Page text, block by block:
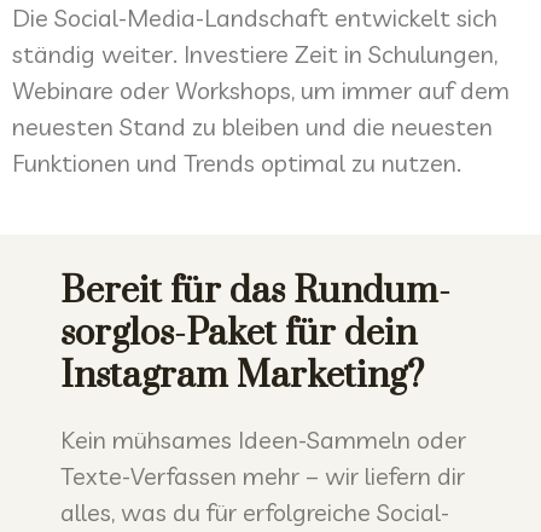
Die Social-Media-Landschaft entwickelt sich
ständig weiter. Investiere Zeit in Schulungen,
Webinare oder Workshops, um immer auf dem
neuesten Stand zu bleiben und die neuesten
Funktionen und Trends optimal zu nutzen.
Bereit für das Rundum-
sorglos-Paket für dein
Instagram Marketing?
Kein mühsames Ideen-Sammeln oder
Texte-Verfassen mehr – wir liefern dir
alles, was du für erfolgreiche Social-